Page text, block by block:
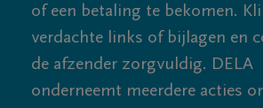
of een betaling te bekomen.
verdachte links of bijlagen en
de afzender zorgvuldig. DELA
onderneemt meerdere acties